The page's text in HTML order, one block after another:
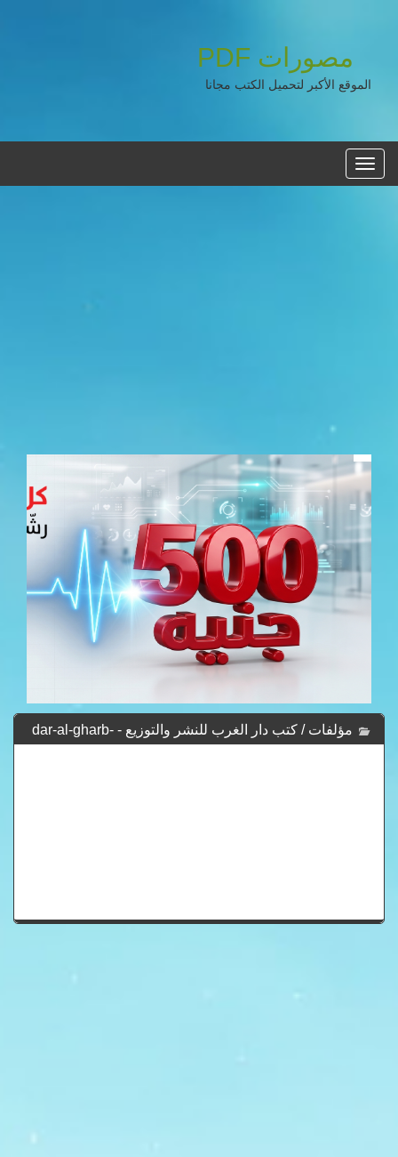
مصورات PDF
الموقع الأكبر لتحميل الكتب مجانا
القائمه
الرئيسية
مؤلفات / كتب دار الغرب للنشر والتوزيع - dar-al-gharb-